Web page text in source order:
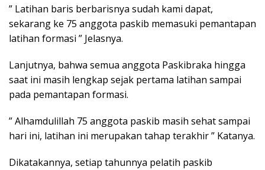
” Latihan baris berbarisnya sudah kami dapat,
sekarang ke 75 anggota paskib memasuki pemantapan
latihan formasi ” Jelasnya.
Lanjutnya, bahwa semua anggota Paskibraka hingga
saat ini masih lengkap sejak pertama latihan sampai
pada pemantapan formasi.
” Alhamdulillah 75 anggota paskib masih sehat sampai
hari ini, latihan ini merupakan tahap terakhir ” Katanya.
Dikatakannya, setiap tahunnya pelatih paskib